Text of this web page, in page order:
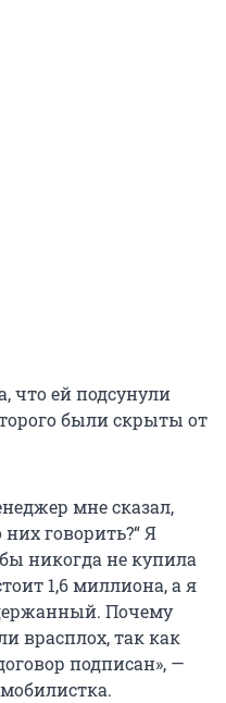
что ей подсунули
были скрыты от
мне сказал,
говорить?“ Я
никогда не купила
1,6 миллиона, а я
Почему
врасплох, так как
подписан», —